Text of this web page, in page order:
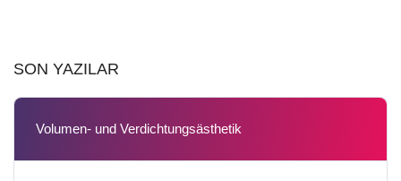
SON YAZILAR
Volumen- und Verdichtungsästhetik